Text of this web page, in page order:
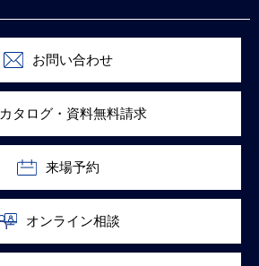
お問い合わせ
カタログ・資料無料請求
来場予約
オンライン相談